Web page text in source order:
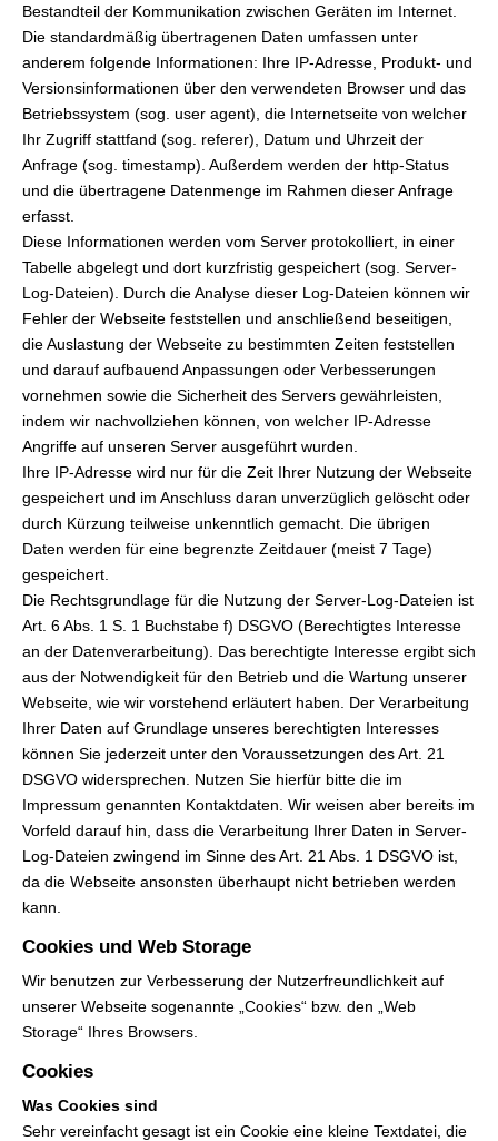
Bestandteil der Kommunikation zwischen Geräten im Internet.
Die standardmäßig übertragenen Daten umfassen unter
anderem folgende Informationen: Ihre IP-Adresse, Produkt- und
Versionsinformationen über den verwendeten Browser und das
Betriebssystem (sog. user agent), die Internetseite von welcher
Ihr Zugriff stattfand (sog. referer), Datum und Uhrzeit der
Anfrage (sog. timestamp). Außerdem werden der http-Status
und die übertragene Datenmenge im Rahmen dieser Anfrage
erfasst.
Diese Informationen werden vom Server protokolliert, in einer
Tabelle abgelegt und dort kurzfristig gespeichert (sog. Server-
Log-Dateien). Durch die Analyse dieser Log-Dateien können wir
Fehler der Webseite feststellen und anschließend beseitigen,
die Auslastung der Webseite zu bestimmten Zeiten feststellen
und darauf aufbauend Anpassungen oder Verbesserungen
vornehmen sowie die Sicherheit des Servers gewährleisten,
indem wir nachvollziehen können, von welcher IP-Adresse
Angriffe auf unseren Server ausgeführt wurden.
Ihre IP-Adresse wird nur für die Zeit Ihrer Nutzung der Webseite
gespeichert und im Anschluss daran unverzüglich gelöscht oder
durch Kürzung teilweise unkenntlich gemacht. Die übrigen
Daten werden für eine begrenzte Zeitdauer (meist 7 Tage)
gespeichert.
Die Rechtsgrundlage für die Nutzung der Server-Log-Dateien ist
Art. 6 Abs. 1 S. 1 Buchstabe f) DSGVO (Berechtigtes Interesse
an der Datenverarbeitung). Das berechtigte Interesse ergibt sich
aus der Notwendigkeit für den Betrieb und die Wartung unserer
Webseite, wie wir vorstehend erläutert haben. Der Verarbeitung
Ihrer Daten auf Grundlage unseres berechtigten Interesses
können Sie jederzeit unter den Voraussetzungen des Art. 21
DSGVO widersprechen. Nutzen Sie hierfür bitte die im
Impressum genannten Kontaktdaten. Wir weisen aber bereits im
Vorfeld darauf hin, dass die Verarbeitung Ihrer Daten in Server-
Log-Dateien zwingend im Sinne des Art. 21 Abs. 1 DSGVO ist,
da die Webseite ansonsten überhaupt nicht betrieben werden
kann.
Cookies und Web Storage
Wir benutzen zur Verbesserung der Nutzerfreundlichkeit auf
unserer Webseite sogenannte „Cookies“ bzw. den „Web
Storage“ Ihres Browsers.
Cookies
Was Cookies sind
Sehr vereinfacht gesagt ist ein Cookie eine kleine Textdatei, die